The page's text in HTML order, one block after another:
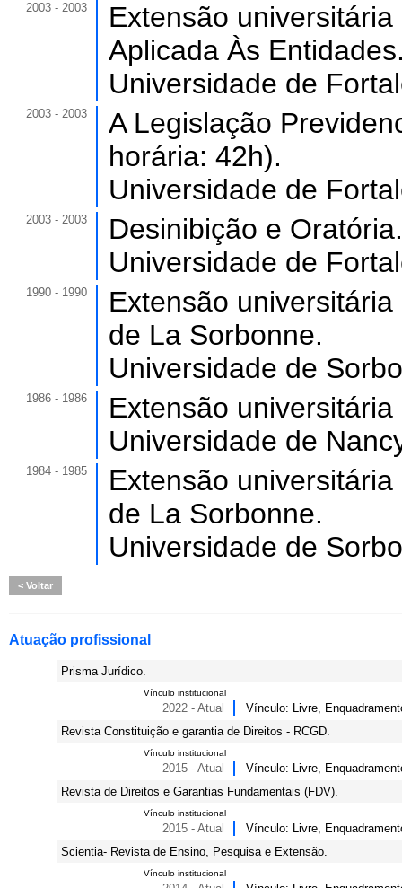
2003 - 2003
Extensão
Aplicada Às
Universidade de
2003 - 2003
A Legislação
horária: 42h).
Universidade de
2003 - 2003
Desinibição e
Universidade de
1990 - 1990
Extensão
de La Sorbonne.
Universidade de
1986 - 1986
Extensão
Universidade de
1984 - 1985
Extensão
de La Sorbonne.
Universidade de
Voltar
Atuação profissional
Prisma Jurídico.
Vínculo institucional
2022 - Atual
Vínculo: Livre,
Revista Constituição e garantia de Direitos - RCGD.
Vínculo institucional
2015 - Atual
Vínculo: Livre,
Revista de Direitos e Garantias Fundamentais (FDV).
Vínculo institucional
2015 - Atual
Vínculo: Livre,
Scientia- Revista de Ensino, Pesquisa e Extensão.
Vínculo institucional